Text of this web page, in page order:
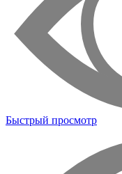
Быстрый просмотр